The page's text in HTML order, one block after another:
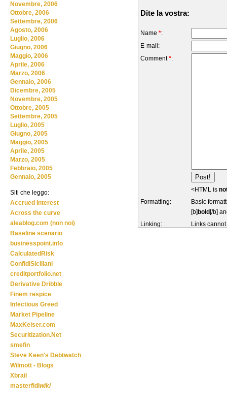
Dite la vostra:
Name *:
E-mail:
Comment*:
<HTML is
Formatting:
Basic
[b] bold [/b]
Linking:
Links
Novembre, 2006
Ottobre, 2006
Settembre, 2006
Agosto, 2006
Luglio, 2006
Giugno, 2006
Maggio, 2006
Aprile, 2006
Marzo, 2006
Gennaio, 2006
Dicembre, 2005
Novembre, 2005
Ottobre, 2005
Settembre, 2005
Luglio, 2005
Giugno, 2005
Maggio, 2005
Aprile, 2005
Marzo, 2005
Febbraio, 2005
Gennaio, 2005
Siti che leggo:
Accrued Interest
Across the curve
aleablog.com (non noi)
Baseline scenario
businesspoint.info
CalculatedRisk
ConfidiSiciliani
creditportfolio.net
Derivative Dribble
Finem respice
Infectious Greed
Market Pipeline
MaxKeiser.com
Securitization.Net
smefin
Steve Keen's Debtwatch
Wilmott - Blogs
Xbrail
masterfidiwiki